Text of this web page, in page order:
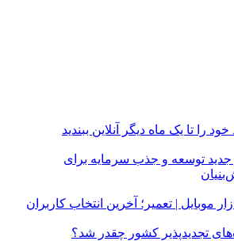
را تا یک ماه دیگر آنلاین ببندید
جدید توسعه و جذب سرمایه برای
موبایل | تعمیر؛ آخرین انتخاب کاربران
تجدیدپذیر کشور چقدر شد؟